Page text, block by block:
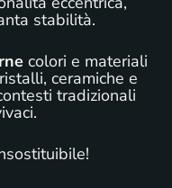
stabilità.
colori e materiali
ceramiche e
tradizionali